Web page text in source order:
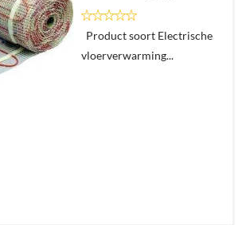
Product soort Electrische
vloerverwarming...